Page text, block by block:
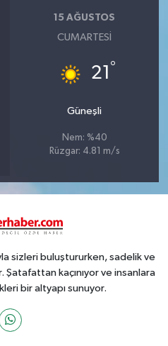
15 AĞUSTOS
CUMARTESI
21 °
Güneşli
Nem: %40
Rüzgar: 4.81 m/s
sizleri buluştururken, sadelik ve
kaçınıyor ve insanlara
bir altyapı sunuyor.